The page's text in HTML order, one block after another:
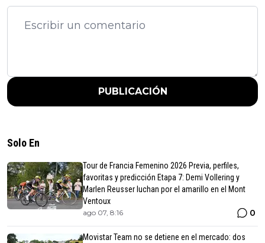
PUBLICACIÓN
Solo En
Tour de Francia Femenino 2026 Previa, perfiles,
favoritas y predicción Etapa 7: Demi Vollering y
Marlen Reusser luchan por el amarillo en el Mont
Ventoux
ago 07, 8:16 0
Movistar Team no se detiene en el mercado: dos